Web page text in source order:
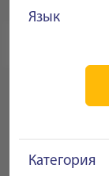
Язык
Категория